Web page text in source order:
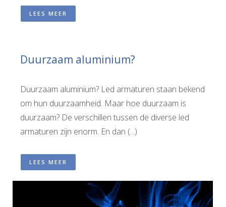
LEES MEER
Duurzaam aluminium?
Duurzaam aluminium? Led armaturen staan bekend
om hun duurzaamheid. Maar hoe duurzaam is
duurzaam? De verschillen tussen de diverse led
armaturen zijn enorm. En dan (...)
LEES MEER